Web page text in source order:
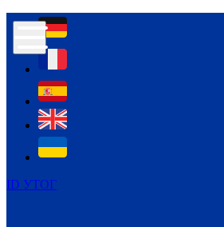
ID УТОГ
Контур психологічної